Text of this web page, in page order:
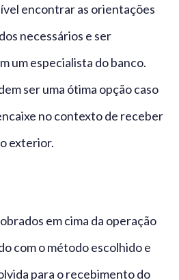
encontrar as orientações
necessários e ser
um especialista do banco.
ser uma ótima opção caso
no contexto de receber
exterior.
em cima da operação
com o método escolhido e
para o recebimento do